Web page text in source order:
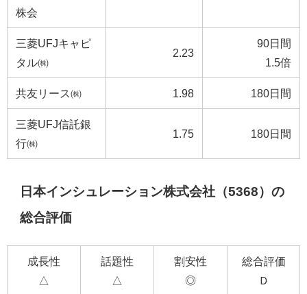
株会
三菱UFJキャピ
タル㈱
2.23
90日間
1.5倍
共友リース㈱ 1.98 180日間
三菱UFJ信託銀
行㈱
1.75 180日間
日本インシュレーション株式会社（5368）の
総合評価
成長性
△
話題性
△
割安性
◎
総合評価
Ｄ